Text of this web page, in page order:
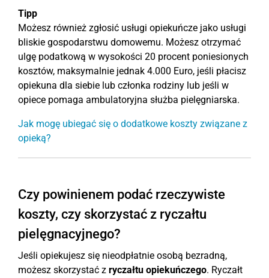
Tipp
Możesz również zgłosić usługi opiekuńcze jako usługi
bliskie gospodarstwu domowemu. Możesz otrzymać
ulgę podatkową w wysokości 20 procent poniesionych
kosztów, maksymalnie jednak 4.000 Euro, jeśli płacisz
opiekuna dla siebie lub członka rodziny lub jeśli w
opiece pomaga ambulatoryjna służba pielęgniarska.
Jak mogę ubiegać się o dodatkowe koszty związane z
opieką?
Czy powinienem podać rzeczywiste
koszty, czy skorzystać z ryczałtu
pielęgnacyjnego?
Jeśli opiekujesz się nieodpłatnie osobą bezradną,
możesz skorzystać z ryczałtu opiekuńczego. Ryczałt